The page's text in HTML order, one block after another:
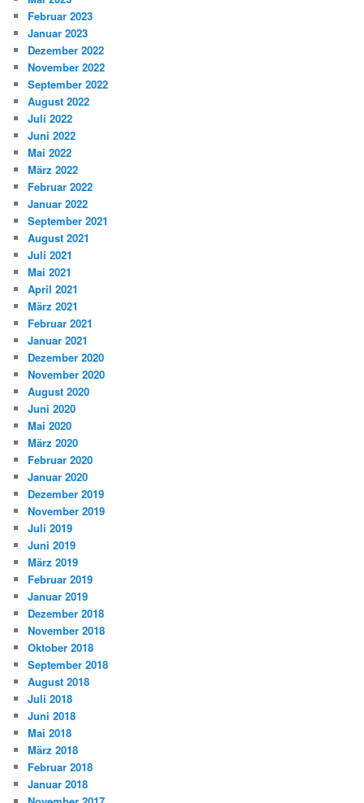
Februar 2023
Januar 2023
Dezember 2022
November 2022
September 2022
August 2022
Juli 2022
Juni 2022
Mai 2022
März 2022
Februar 2022
Januar 2022
September 2021
August 2021
Juli 2021
Mai 2021
April 2021
März 2021
Februar 2021
Januar 2021
Dezember 2020
November 2020
August 2020
Juni 2020
Mai 2020
März 2020
Februar 2020
Januar 2020
Dezember 2019
November 2019
Juli 2019
Juni 2019
März 2019
Februar 2019
Januar 2019
Dezember 2018
November 2018
Oktober 2018
September 2018
August 2018
Juli 2018
Juni 2018
Mai 2018
März 2018
Februar 2018
Januar 2018